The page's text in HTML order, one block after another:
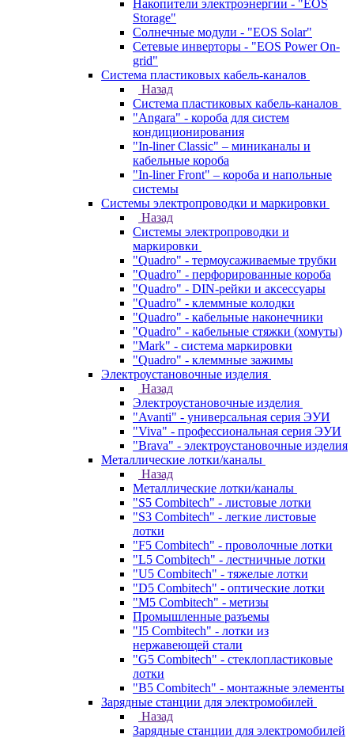
Накопители электроэнергии - "EOS
Storage"
Солнечные модули - "EOS Solar"
Сетевые инверторы - "EOS Power On-
grid"
Система пластиковых кабель-каналов
Назад
Система пластиковых кабель-каналов
"Angara" - короба для систем
кондиционирования
"In-liner Classic" – миниканалы и
кабельные короба
"In-liner Front" – короба и напольные
системы
Системы электропроводки и маркировки
Назад
Системы электропроводки и
маркировки
"Quadro" - термоусаживаемые трубки
"Quadro" - перфорированные короба
"Quadro" - DIN-рейки и аксессуары
"Quadro" - клеммные колодки
"Quadro" - кабельные наконечники
"Quadro" - кабельные стяжки (хомуты)
"Mark" - система маркировки
"Quadro" - клеммные зажимы
Электроустановочные изделия
Назад
Электроустановочные изделия
"Avanti" - универсальная серия ЭУИ
"Viva" - профессиональная серия ЭУИ
"Brava" - электроустановочные изделия
Металлические лотки/каналы
Назад
Металлические лотки/каналы
"S5 Combitech" - листовые лотки
"S3 Combitech" - легкие листовые
лотки
"F5 Combitech" - проволочные лотки
"L5 Combitech" - лестничные лотки
"U5 Combitech" - тяжелые лотки
"D5 Combitech" - оптические лотки
"M5 Combitech" - метизы
Промышленные разъемы
"I5 Combitech" - лотки из
нержавеющей стали
"G5 Combitech" - стеклопластиковые
лотки
"B5 Combitech" - монтажные элементы
Зарядные станции для электромобилей
Назад
Зарядные станции для электромобилей